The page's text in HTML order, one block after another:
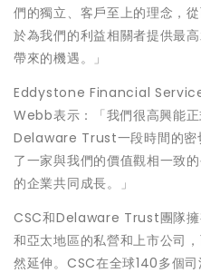
們的獨立、客戶至上的理念，
於為我們的利益相關者提供最
帶來的機遇。」
Eddystone Financial
Webb表示：「我們很高興能
Delaware Trust一段時間的
了一家與我們的價值觀相一致
的企業共同成長。」
CSC和Delaware Trust團隊擁
和亞太地區的私營和上市公司
然延伸。CSC在全球140多個